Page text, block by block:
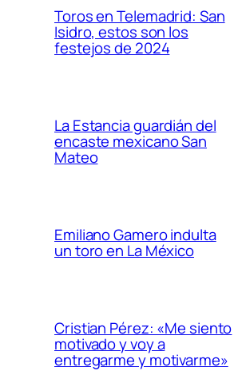
Toros en Telemadrid: San
Isidro, estos son los
festejos de 2024
La Estancia guardián del
encaste mexicano San
Mateo
Emiliano Gamero indulta
un toro en La México
Cristian Pérez: «Me siento
motivado y voy a
entregarme y motivarme»